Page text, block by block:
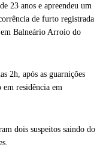
23 anos e apreendeu um
de furto registrada
Balneário Arroio do
2h, após as guarnições
em residência em
dois suspeitos saindo do